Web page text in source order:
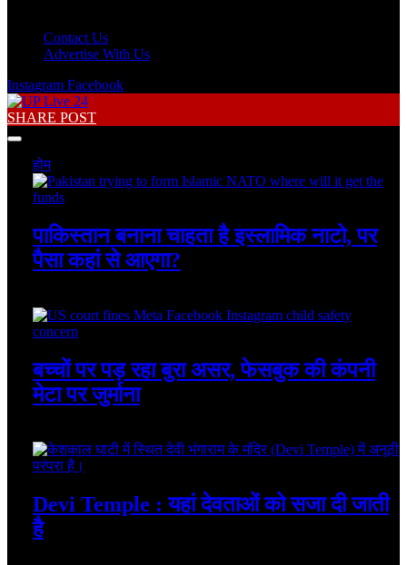
Contact Us
Advertise With Us
Instagram Facebook
SHARE POST
होम
पाकिस्तान बनाना चाहता है इस्लामिक नाटो, पर
पैसा कहां से आएगा?
बच्चों पर पड़ रहा बुरा असर, फेसबुक की कंपनी
मेटा पर जुर्माना
Devi Temple : यहां देवताओं को सजा दी जाती
है